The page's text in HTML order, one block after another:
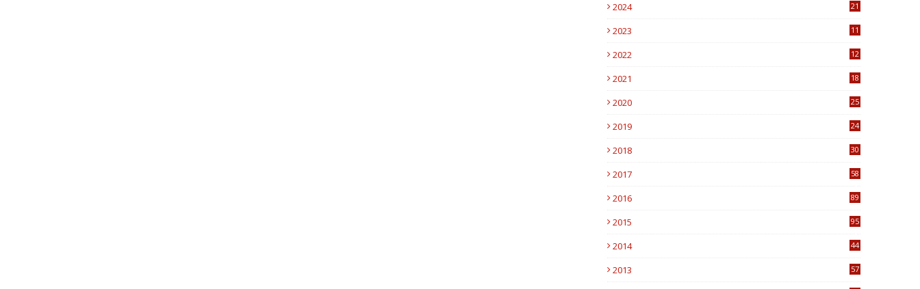
2024 21
2023
11
2022
12
2021
18
2020
25
2019
24
2018
30
2017
58
2016
89
2015
95
2014
44
2013
57